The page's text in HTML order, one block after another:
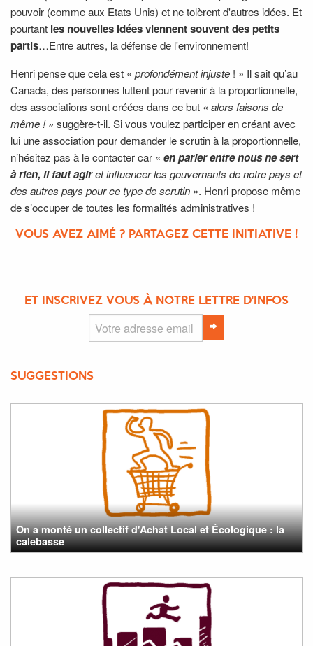
pouvoir (comme aux Etats Unis) et ne tolèrent d'autres idées. Et
pourtant les nouvelles idées viennent souvent des petits
partis…Entre autres, la défense de l'environnement!
Henri pense que cela est « profondément injuste ! » Il sait qu’au
Canada, des personnes luttent pour revenir à la proportionnelle,
des associations sont créées dans ce but « alors faisons de
même ! » suggère-t-il. Si vous voulez participer en créant avec
lui une association pour demander le scrutin à la proportionnelle,
n’hésitez pas à le contacter car « en parler entre nous ne sert
à rien, il faut agiret influencer les gouvernants de notre pays et
des autres pays pour ce type de scrutin ». Henri propose même
de s’occuper de toutes les formalités administratives !
VOUS AVEZ AIMÉ ? PARTAGEZ CETTE INITIATIVE !
ET INSCRIVEZ VOUS À NOTRE LETTRE D'INFOS
SUGGESTIONS
On a monté un collectif d'Achat Local et Écologique : la
calebasse